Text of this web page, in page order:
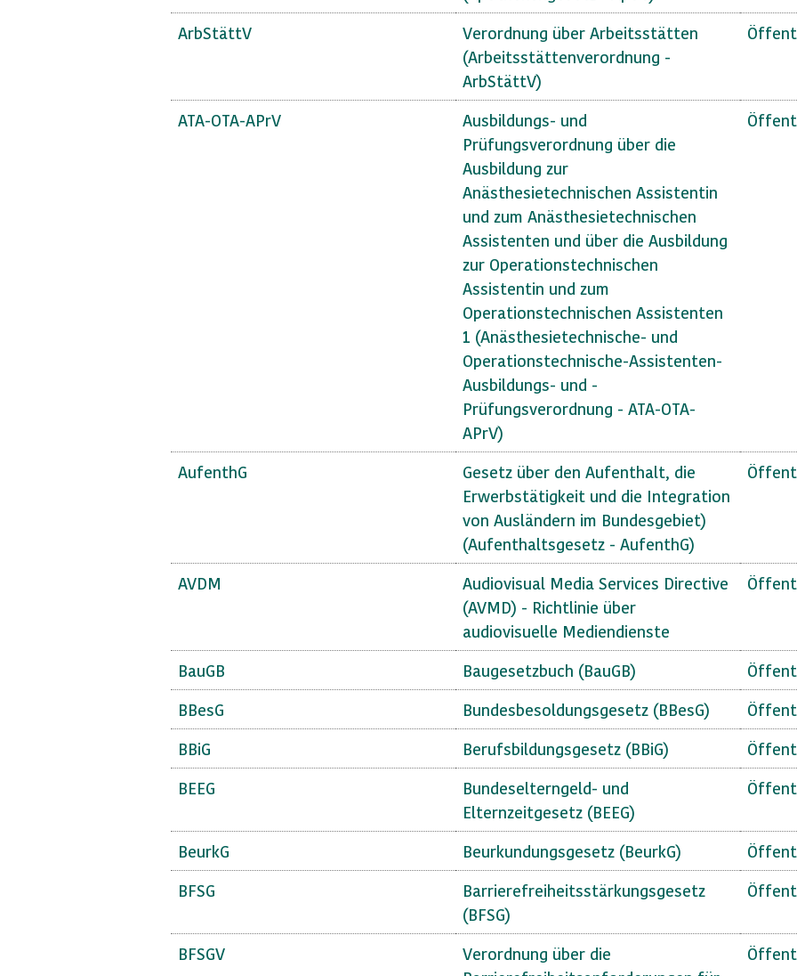
ArbStättV
Verordnung über Arbeitsstätten
(Arbeitsstättenverordnung -
ArbStättV)
ATA-OTA-APrV
Ausbildungs- und
Prüfungsverordnung über die
Ausbildung zur
Anästhesietechnischen Assistentin
und zum Anästhesietechnischen
Assistenten und über die Ausbildung
zur Operationstechnischen
Assistentin und zum
Operationstechnischen Assistenten
1 (Anästhesietechnische- und
Operationstechnische-Assistenten-
Ausbildungs- und -
Prüfungsverordnung - ATA-OTA-
APrV)
AufenthG
Gesetz über den Aufenthalt, die
Erwerbstätigkeit und die Integration
von Ausländern im Bundesgebiet)
(Aufenthaltsgesetz - AufenthG)
AVDM
Audiovisual Media Services Directive
(AVMD) - Richtlinie über
audiovisuelle Mediendienste
BauGB Baugesetzbuch (BauGB)
BBesG Bundesbesoldungsgesetz (BBesG)
BBiG Berufsbildungsgesetz (BBiG)
BEEG
Bundeselterngeld- und
Elternzeitgesetz (BEEG)
BeurkG Beurkundungsgesetz (BeurkG)
BFSG
Barrierefreiheitsstärkungsgesetz
(BFSG)
BFSGV
Verordnung über die